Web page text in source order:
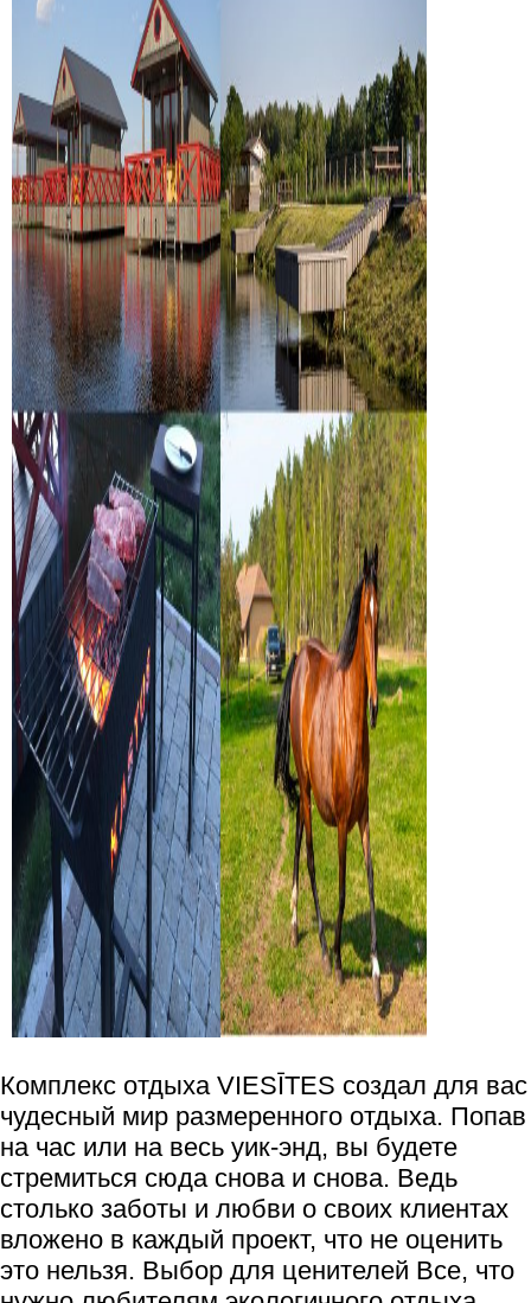
Комплекс отдыха VIESĪTES создал для вас
чудесный мир размеренного отдыха. Попав
на час или на весь уик-энд, вы будете
стремиться сюда снова и снова. Ведь
столько заботы и любви о своих клиентах
вложено в каждый проект, что не оценить
это нельзя. Выбор для ценителей Все, что